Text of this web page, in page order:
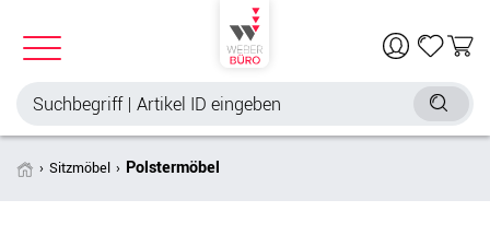
Sitzmöbel Polstermöbel